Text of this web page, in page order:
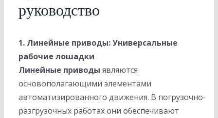
руководство
1. Линейные приводы: Универсальные
рабочие лошадки
Линейные приводы являются
основополагающими элементами
автоматизированного движения. В погрузочно-
разгрузочных работах они обеспечивают